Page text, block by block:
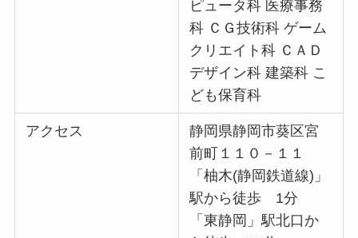
ピュータ科 医療事務
科 ＣＧ技術科 ゲーム
クリエイト科 ＣＡＤ
デザイン科 建築科 こ
ども保育科
アクセス
静岡県静岡市葵区宮
前町１１０－１１
「柚木(静岡鉄道線)」
駅から徒歩 1分
「東静岡」駅北口か